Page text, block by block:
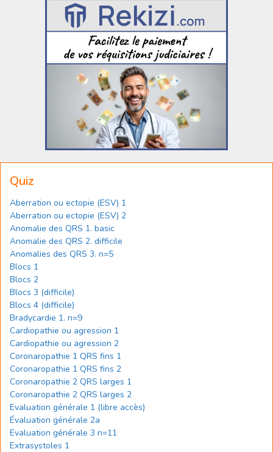
Quiz
Aberration ou ectopie (ESV) 1
Aberration ou ectopie (ESV) 2
Anomalie des QRS 1. basic
Anomalie des QRS 2. difficile
Anomalies des QRS 3. n=5
Blocs 1
Blocs 2
Blocs 3 (difficile)
Blocs 4 (difficile)
Bradycardie 1. n=9
Cardiopathie ou agression 1
Cardiopathie ou agression 2
Coronaropathie 1 QRS fins 1
Coronaropathie 1 QRS fins 2
Coronaropathie 2 QRS larges 1
Coronaropathie 2 QRS larges 2
Evaluation générale 1 (libre accès)
Évaluation générale 2a
Evaluation générale 3 n=11
Extrasystoles 1